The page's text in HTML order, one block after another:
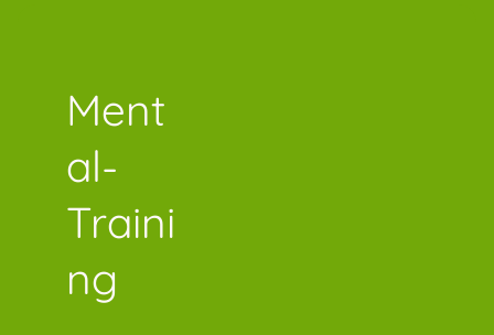
Ment
al-
Traini
ng